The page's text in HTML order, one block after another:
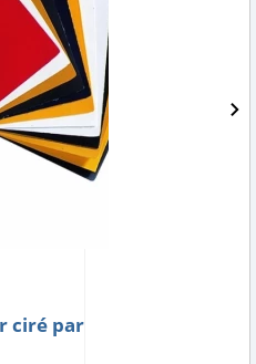
ciré par